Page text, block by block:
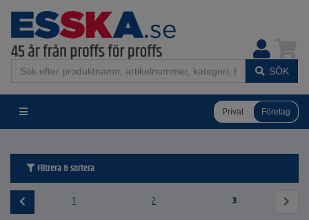
SÖK
Privat Företag
Filtrera & sortera
1 2 3